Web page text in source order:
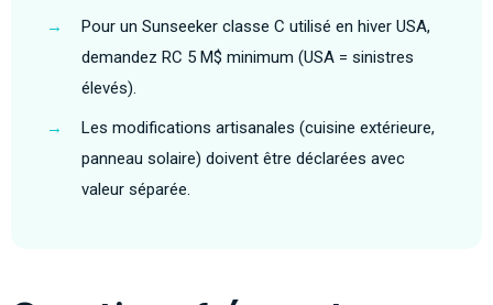
→
Pour un Sunseeker classe C utilisé en hiver USA,
demandez RC 5 M$ minimum (USA = sinistres
élevés).
→
Les modifications artisanales (cuisine extérieure,
panneau solaire) doivent être déclarées avec
valeur séparée.